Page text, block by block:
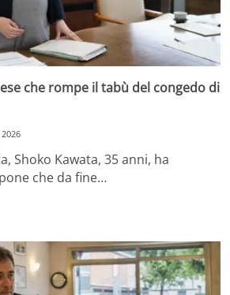
che rompe il tabù del congedo di
Shoko Kawata, 35 anni, ha
che da fine…